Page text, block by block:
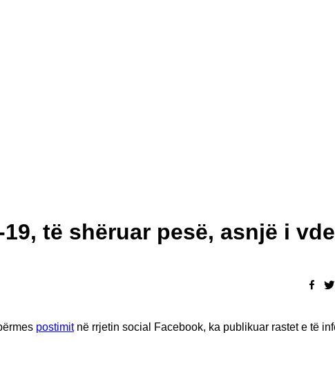
19, të shëruar pesë, asnjë i
postimitnë rrjetin social Facebook, ka publikuar rastet e të